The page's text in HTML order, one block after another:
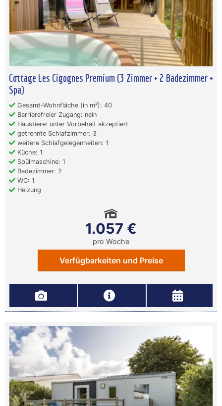
Cottage Les Cigognes Premium (3 Zimmer + 2 Badezimmer +
Spa)
Gesamt-Wohnfläche (in m²): 40
Barrierefreier Zugang: nein
Haustiere: unter Vorbehalt akzeptiert
getrennte Schlafzimmer: 3
weitere Schlafgelegenheiten: 1
Küche: 1
Spülmaschine: 1
Badezimmer: 2
WC: 1
Heizung
1.057 €
pro Woche
Verfügbarkeiten und Preise